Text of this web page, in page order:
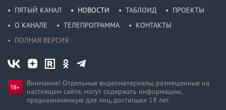
ПЯТЫЙ КАНАЛ НОВОСТИ ТАБЛОИД
ПРОЕКТЫ
О КАНАЛЕ
ТЕЛЕПРОГРАММА
КОНТАКТЫ
ПОЛНАЯ ВЕРСИЯ
Внимание! Отдельные видеоматериалы, размещенные на
настоящем сайте, могут содержать информацию,
предназначен­ную для лиц, достигших 18 лет.